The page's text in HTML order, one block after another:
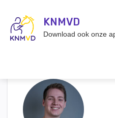
InloggenKNMVD
Download ook onze